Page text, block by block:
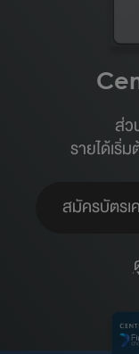
ส่ว
รายได้เริ่
สมัครบัตรเ